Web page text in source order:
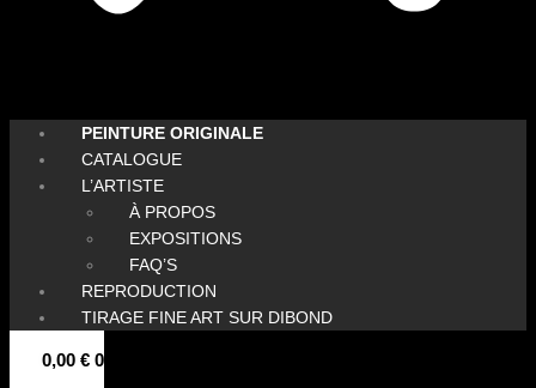
PEINTURE ORIGINALE
CATALOGUE
L’ARTISTE
À PROPOS
EXPOSITIONS
FAQ’S
REPRODUCTION
TIRAGE FINE ART SUR DIBOND
0,00 € 0